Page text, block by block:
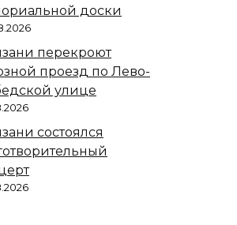
доски
перекроют
проезд по Лево-
улице
состоялся